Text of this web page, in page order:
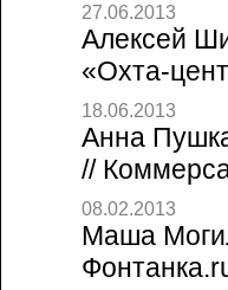
27.06.2013
Алексей
«Охта-
18.06.2013
Анна
//
08.02.2013
Маша